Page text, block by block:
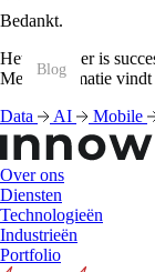
Bedankt.
Het formulier is
Meer informatie
Data
AI Mobile
Over ons
Diensten
Technologieën
Industrieën
Portfolio
Blog
Blog
Blog
Blog
Blog
Blog
Blog
Blog
Blog
Blog
Blog
Blog